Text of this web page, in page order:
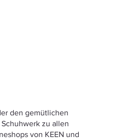
den gemütlichen
zu allen
von KEEN und